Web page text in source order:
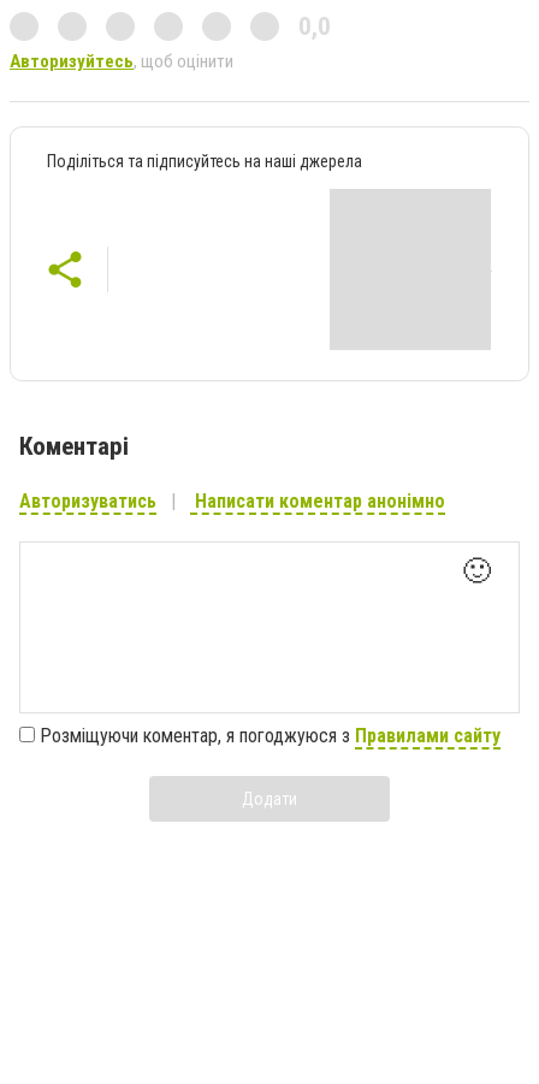
0,0
Авторизуйтесь, щоб оцінити
Поділіться та підписуйтесь на наші джерела
Коментарі
Авторизуватись Написати коментар анонімно
🙂
Розміщуючи коментар, я погоджуюся з Правилами сайту
Додати